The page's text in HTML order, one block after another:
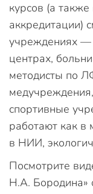
курсов (а
аккредитации)
учреждениях —
центрах,
методисты по
спортивные
работают как в
в НИИ,
Посмотрите
Н.А. Бородина»